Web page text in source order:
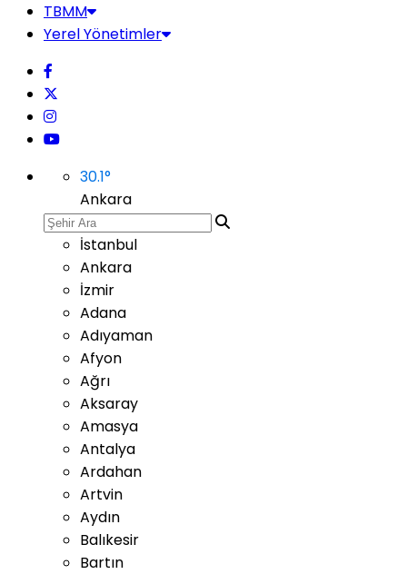
TBMM
Yerel Yönetimler
30.1°
Ankara
İstanbul
Ankara
İzmir
Adana
Adıyaman
Afyon
Ağrı
Aksaray
Amasya
Antalya
Ardahan
Artvin
Aydın
Balıkesir
Bartın